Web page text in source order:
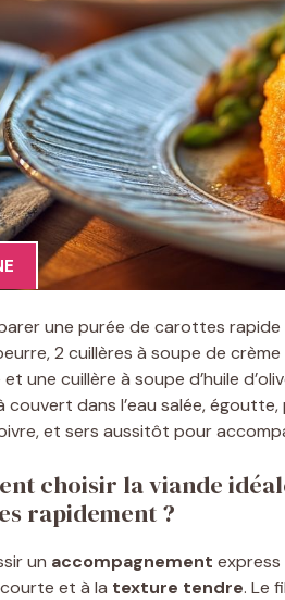
une purée de carottes
2 cuillères à soupe de
une cuillère à soupe d’huile
couvert dans l’eau salée, égoutte,
et sers aussitôt pour
choisir la viande
rapidement ?
un accompagnement express
courte et à la texture tendre. Le